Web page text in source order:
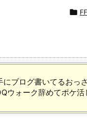
 FF
にブログ書いてるおっさ
ウォーク辞めてポケ活